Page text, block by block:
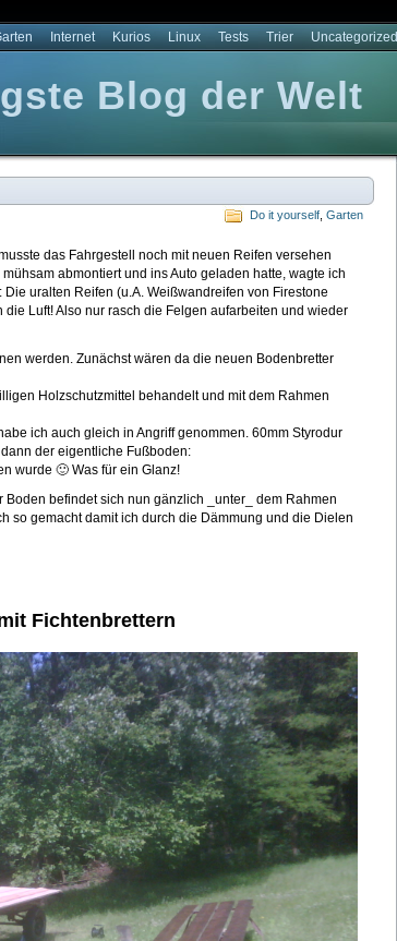
Internet Kurios Linux Tests Trier Uncategorized
Blog der Welt
Do it yourself Garten
das Fahrgestell noch mit neuen Reifen versehen
abmontiert und ins Auto geladen hatte, wagte ich
uralten Reifen (u.A. Weißwandreifen von Firestone
Luft! Also nur rasch die Felgen aufarbeiten und wieder
werden. Zunächst wären da die neuen Bodenbretter
Holzschutzmittel behandelt und mit dem Rahmen
ich auch gleich in Angriff genommen. 60mm Styrodur
der eigentliche Fußboden:
wurde 🙂 Was für ein Glanz!
befindet sich nun gänzlich _unter_ dem Rahmen
so gemacht damit ich durch die Dämmung und die Dielen
Fichtenbrettern